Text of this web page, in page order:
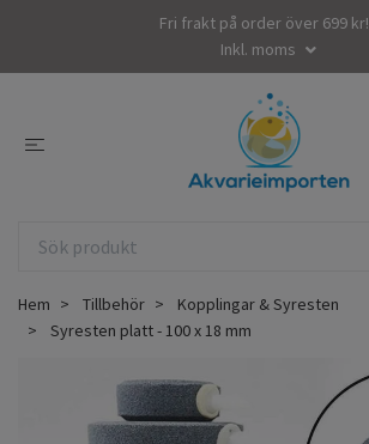
Fri frakt på order över 699 kr!
Inkl. moms
Hem Tillbehör
Kopplingar & Syresten
Syresten platt - 100 x 18 mm